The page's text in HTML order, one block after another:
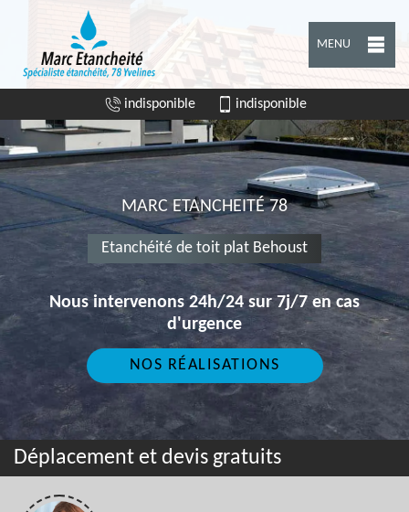
MENU
indisponible indisponible
MARC ETANCHEITÉ 78
Etanchéité de toit plat Behoust
Nous intervenons 24h/24 sur 7j/7 en cas
d'urgence
NOS RÉALISATIONS
Déplacement et devis gratuits